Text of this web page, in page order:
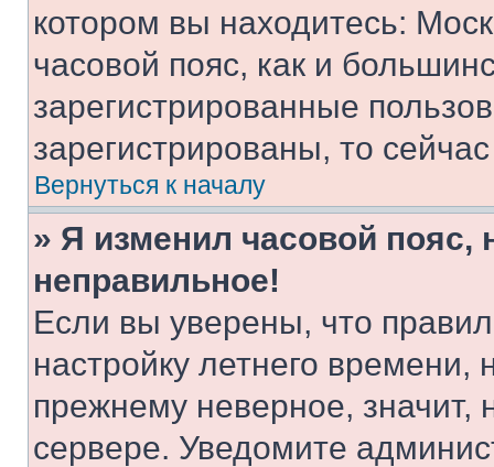
котором вы находитесь:
часовой пояс, как и
зарегистрированные
зарегистрированы, то
Вернуться к началу
» Я изменил часовой пояс,
неправильное!
Если вы уверены, что
настройку летнего
прежнему неверное, значит,
сервере. Уведомите